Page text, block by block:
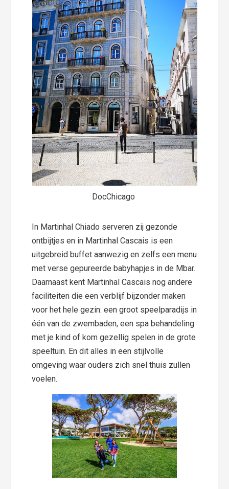
DocChicago
In Martinhal Chiado serveren zij gezonde
ontbijtjes en in Martinhal Cascais is een
uitgebreid buffet aanwezig en zelfs een menu
met verse gepureerde babyhapjes in de Mbar.
Daarnaast kent Martinhal Cascais nog andere
faciliteiten die een verblijf bijzonder maken
voor het hele gezin: een groot speelparadijs in
één van de zwembaden, een spa behandeling
met je kind of kom gezellig spelen in de grote
speeltuin. En dit alles in een stijlvolle
omgeving waar ouders zich snel thuis zullen
voelen.